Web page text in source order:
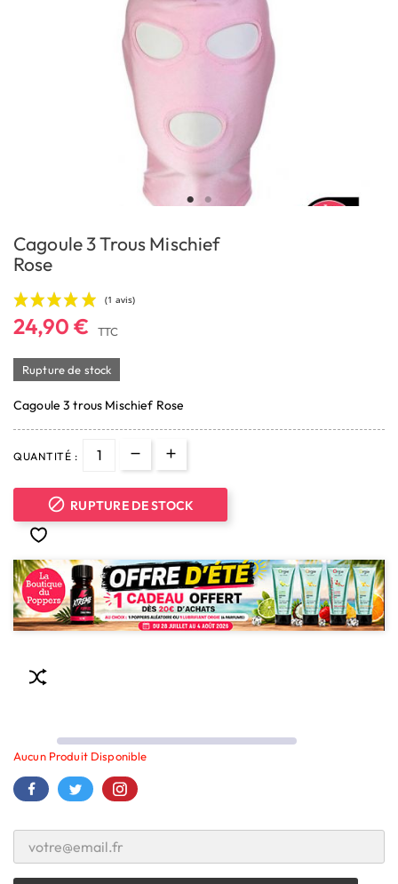
Cagoule 3 Trous Mischief
Rose
24,90 € TTC
Rupture de stock
Cagoule 3 trous Mischief Rose
QUANTITÉ :
 RUPTURE DE STOCK
Aucun Produit Disponible